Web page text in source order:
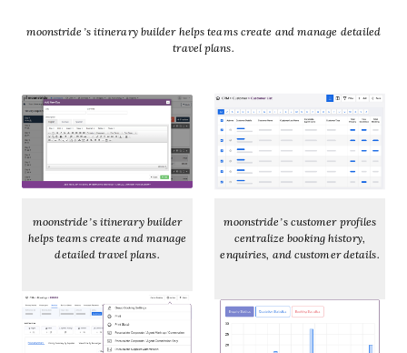
moonstride’s itinerary builder helps teams create and manage detailed
travel plans.
moonstride’s itinerary builder
helps teams create and manage
detailed travel plans.
moonstride’s customer profiles
centralize booking history,
enquiries, and customer details.